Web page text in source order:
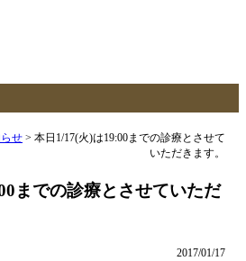
せ > 本日1/17(火)は19:00までの診療とさせて
いただきます。
までの診療とさせていただ
2017/01/17